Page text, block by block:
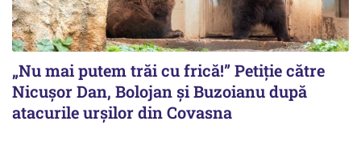
„Nu mai putem trăi cu frică!” Petiție către
Nicușor Dan, Bolojan și Buzoianu după
atacurile urșilor din Covasna